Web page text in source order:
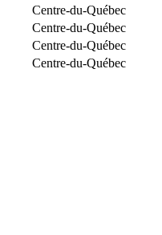
Centre-du-Québec
Centre-du-Québec
Centre-du-Québec
Centre-du-Québec